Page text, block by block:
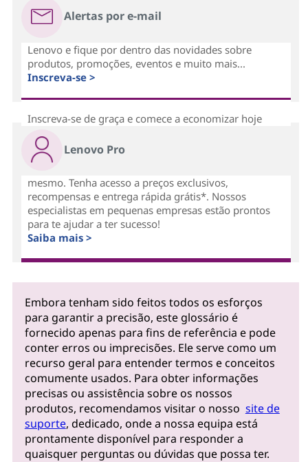
Alertas por e-mail
Lenovo e fique por dentro das novidades sobre
produtos, promoções, eventos e muito mais...
Inscreva-se >
Lenovo Pro
Inscreva-se de graça e comece a economizar hoje
mesmo. Tenha acesso a preços exclusivos,
recompensas e entrega rápida grátis*. Nossos
especialistas em pequenas empresas estão prontos
para te ajudar a ter sucesso!
Saiba mais >
Embora tenham sido feitos todos os esforços
para garantir a precisão, este glossário é
fornecido apenas para fins de referência e pode
conter erros ou imprecisões. Ele serve como um
recurso geral para entender termos e conceitos
comumente usados. Para obter informações
precisas ou assistência sobre os nossos
produtos, recomendamos visitar o nosso site de
suporte, dedicado, onde a nossa equipa está
prontamente disponível para responder a
quaisquer perguntas ou dúvidas que possa ter.